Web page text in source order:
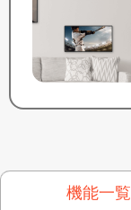
機能一覧